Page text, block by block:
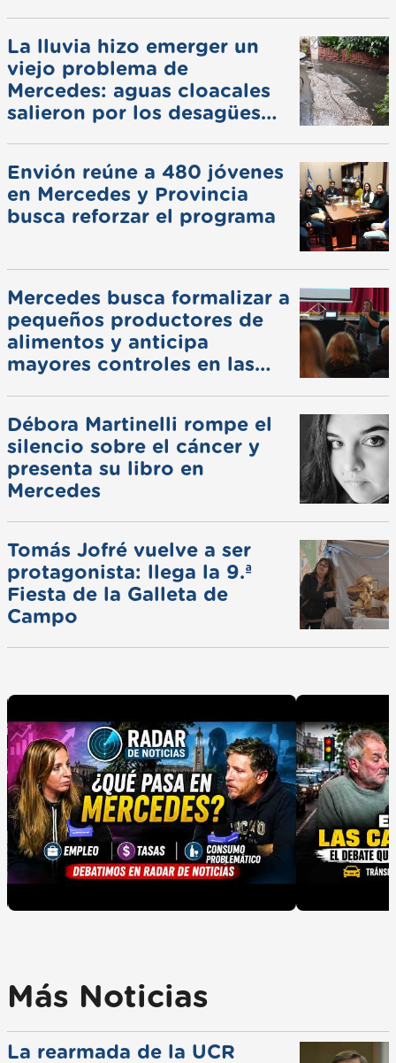
La lluvia hizo emerger un
viejo problema de
Mercedes: aguas cloacales
salieron por los desagües
Envión reúne a 480 jóvenes
en Mercedes y Provincia
busca reforzar el programa
Mercedes busca formalizar a
pequeños productores de
alimentos y anticipa
mayores controles en las
Débora Martinelli rompe el
silencio sobre el cáncer y
presenta su libro en
Mercedes
Tomás Jofré vuelve a ser
protagonista: llega la 9.ª
Fiesta de la Galleta de
Campo
Más Noticias
La rearmada de la UCR